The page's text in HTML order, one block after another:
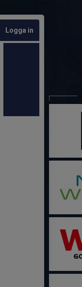
Logga in